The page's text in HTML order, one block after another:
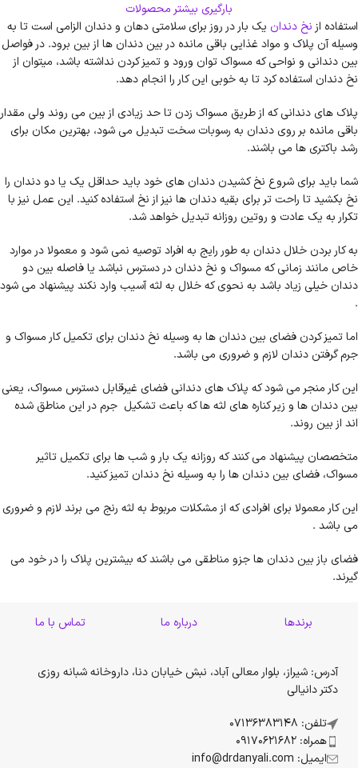
بارگیری بیشتر محصولات
استفاده از نخ دندان یک بار در روز برای سلامتی دهان و دندان الزامی است تا به
وسیله آن پلاک و مواد غذایی باقی مانده در بین دندان ها از بین برود. در فواصل
بین دندانی و نواحی که مسواک توان ورود و تمیز کردن نداشته باشد، میتوان از
نخ دندان استفاده کرد تا به خوبی این کار را انجام دهد.
پلاک های دندانی که از طریق مسواک زدن تا حد زیادی از بین می روند ولی مقدار
باقی مانده بر روی دندان به رسوبات سخت تبدیل می شود، بهترین مکان برای
رشد باکتری ها می باشند.
شما باید برای شروع نخ کشیدن دندان های خود باید حداقل یک یا دو دندان را
نخ بکشید تا راحت تر برای بقیه دندان ها نیز از نخ استفاده کنید. این عمل نیز با
تکرار به یک عادت و روتین روزانه تبدیل خواهد شد.
به کار بردن خلال دندان به طور رایج به افراد توصیه نمی شود و معمولا در موارد
خاص مانند زمانی که مسواک و نخ دندان در دسترس نباشد یا فاصله بین دو
دندان خیلی زیاد باشد به نحوی که خلال به لثه آسیب وارد نکند پیشنهاد می شود
.
اما تمیز کردن فضای بین دندان ها به وسیله نخ دندان برای تکمیل کار مسواک و
جرم گرفتن دندان لازم و ضروری می باشد.
این کار منجر می شود که پلاک های دندانی فضای غیرقابل دسترس مسواک، یعنی
بین دندان ها و زیر کناره های لثه ها که باعث تشکیل جرم در این مناطق شده
اند از بین روند.
متخصصان پیشنهاد می کنند که روزانه یک بار و شب ها برای تکمیل تاثیر
مسواک، فضای بین دندان ها را به وسیله نخ دندان تمیز کنید.
این کار معمولا برای افرادی که از مشکلات مربوط به لثه رنج می برند لازم و ضروری
می باشد .
فضای باز بین دندان ها جزو مناطقی می باشند که بیشترین پلاک را در خود می
گیرند.
برندها درباره ما تماس با ما
آدرس: شیراز، بلوار معالی آباد، نبش خیابان دنا، داروخانه شبانه روزی
دکتر دانیالی
تلفن: 07136383148
همراه: 09170621682
ایمیل: info@drdanyali.com